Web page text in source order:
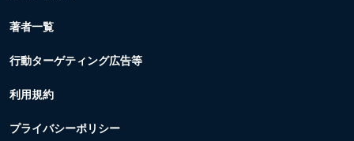
著者一覧
行動ターゲティング広告等
利用規約
プライバシーポリシー